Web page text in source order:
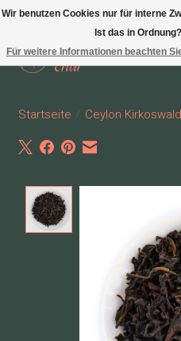
Startseite / Ceylon
Wir benutzen Cookies nur für interne
Ist das in Ordnung?
Für weitere Informationen beachten